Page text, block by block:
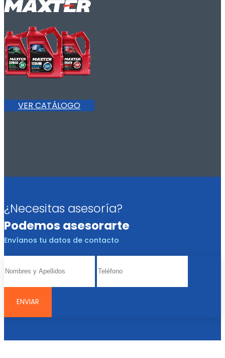
VER CATÁLOGO
¿Necesitas asesoría?
Podemos asesorarte
Envíanos tu datos de contacto